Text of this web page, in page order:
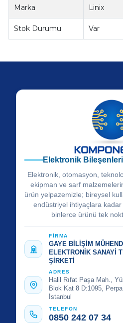
Marka Linix
Stok Durumu Var
Elektronik
Elektronik, otomasyon,
ekipman ve sarf
ürün yelpazemizle; bireysel
endüstriyel ihtiyaçlara
binlerce ürünü tek
FİRMA
GAYE BİLİŞİM
ELEKTRONİK SANAYİ
ŞİRKETİ
ADRES
Halil Rıfat Paşa Mah.,
Blok Kat 8 D:1095,
İstanbul
TELEFON
0850 242 07 34